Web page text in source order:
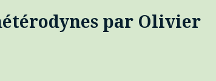
par Olivier